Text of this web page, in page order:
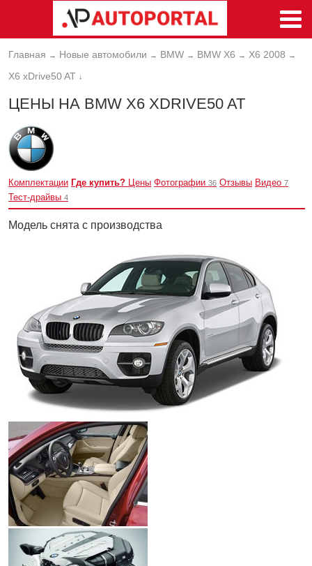
Главная → Новые автомобили → BMW → BMW X6 → X6 2008 →
X6 xDrive50 AT ↓
ЦЕНЫ НА BMW X6 XDRIVE50 AT
Комплектации Где купить? Цены Фотографии 36 Отзывы Видео 7
Тест-драйвы 4
Модель снята с производства